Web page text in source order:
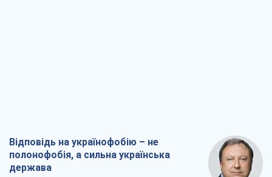
Відповідь на українофобію – не
полонофобія, а сильна українська
держава